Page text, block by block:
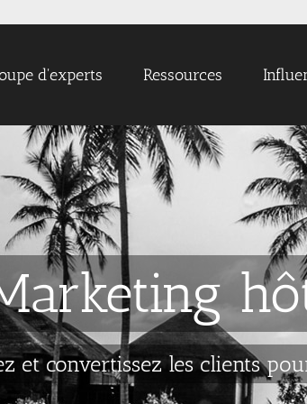
d'experts Ressources
et convertissez les clients